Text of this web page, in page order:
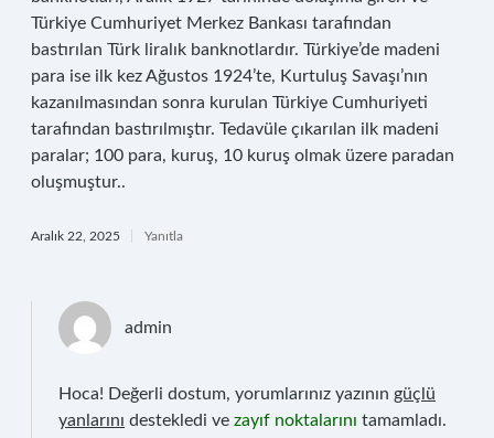
Türkiye Cumhuriyet Merkez Bankası tarafından
bastırılan Türk liralık banknotlardır. Türkiye’de madeni
para ise ilk kez Ağustos 1924’te, Kurtuluş Savaşı’nın
kazanılmasından sonra kurulan Türkiye Cumhuriyeti
tarafından bastırılmıştır. Tedavüle çıkarılan ilk madeni
paralar; 100 para, kuruş, 10 kuruş olmak üzere paradan
oluşmuştur..
Aralık 22, 2025 Yanıtla
admin
Hoca! Değerli dostum, yorumlarınız yazının güçlü
yanlarını destekledi ve zayıf noktalarını tamamladı.